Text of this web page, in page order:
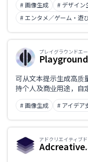
# 画像生成 # デザイン
# エンタメ／ゲーム・遊
プレイグラウンドエ
可从文本提示生成高质
持个人及商业用途，自
# 画像生成 # アイデア
アドクリエイティブ